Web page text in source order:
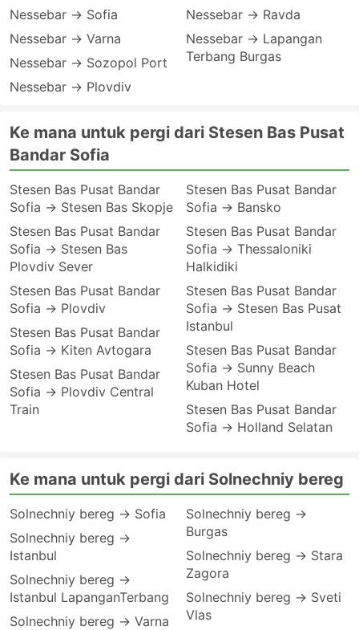
Nessebar → Sofia
Nessebar → Varna
Nessebar → Sozopol Port
Nessebar → Plovdiv
Nessebar → Ravda
Nessebar → Lapangan
Terbang Burgas
Ke mana untuk pergi dari Stesen Bas Pusat
Bandar Sofia
Stesen Bas Pusat Bandar
Sofia → Stesen Bas Skopje
Stesen Bas Pusat Bandar
Sofia → Stesen Bas
Plovdiv Sever
Stesen Bas Pusat Bandar
Sofia → Plovdiv
Stesen Bas Pusat Bandar
Sofia → Kiten Avtogara
Stesen Bas Pusat Bandar
Sofia → Plovdiv Central
Train
Stesen Bas Pusat Bandar
Sofia → Bansko
Stesen Bas Pusat Bandar
Sofia → Thessaloniki
Halkidiki
Stesen Bas Pusat Bandar
Sofia → Stesen Bas Pusat
Istanbul
Stesen Bas Pusat Bandar
Sofia → Sunny Beach
Kuban Hotel
Stesen Bas Pusat Bandar
Sofia → Holland Selatan
Ke mana untuk pergi dari Solnechniy bereg
Solnechniy bereg → Sofia
Solnechniy bereg →
Istanbul
Solnechniy bereg →
Istanbul LapanganTerbang
Solnechniy bereg → Varna
Solnechniy bereg →
Burgas
Solnechniy bereg → Stara
Zagora
Solnechniy bereg → Sveti
Vlas